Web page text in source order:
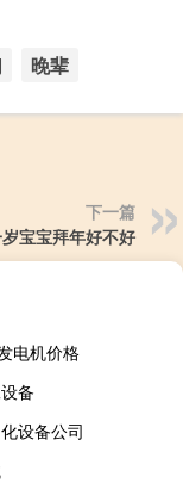
晚辈
下一篇
宝宝拜年好不好
电机价格
备
设备公司